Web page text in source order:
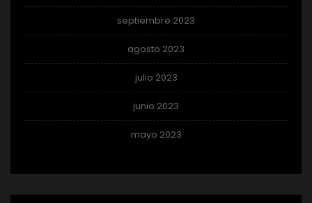
septiembre 2023
agosto 2023
julio 2023
junio 2023
mayo 2023